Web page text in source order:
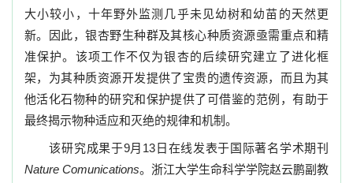
大小较小，十年野外监测几乎未见幼树和幼苗的天然更
新。因此，银杏野生种群及其核心种质资源亟需重点和精
准保护。该项工作不仅为银杏的后续研究建立了进化框
架，为其种质资源开发提供了宝贵的遗传资源，而且为其
他活化石物种的研究和保护提供了可借鉴的范例，有助于
最终揭示物种适应和灭绝的规律和机制。
该研究成果于9月 13 日在线发表于国际著名学术期刊
Nature Comunications。浙江大学生命科学学院赵云鹏副教